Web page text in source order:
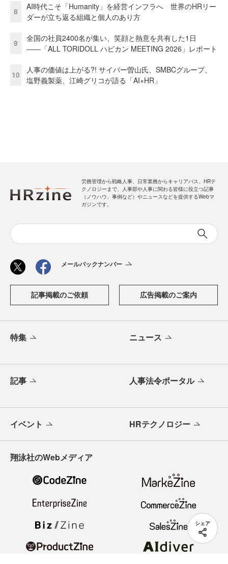
シェア
8
AI時代こそ「Humanity」を経営インフラへ 世界のHRリー
ダーが立ち返る組織と個人のあり方
9
全国の社員2400名が集い、笑顔と熱意を共有した1日
――「ALL TORIDOLL ハピカン MEETING 2026」レポート
10
人事の価値は上がる?! サイバー曽山氏、SMBCグループ、
塩野義製薬、江崎グリコが語る「AI×HR」
労務管理から戦略人事、日常業務からキャリアパス、HRテ
クノロジーまで、人事部や人事に関わる皆様に役立つ記事
（ノウハウ、事例など）やニュースなどを提供するWebマ
ガジンです。
メールバックナンバー
記事掲載のご依頼 広告掲載のご案内
特集 ニュース
記事 人事法令ポータル
イベント HRテクノロジー
翔泳社のWebメディア